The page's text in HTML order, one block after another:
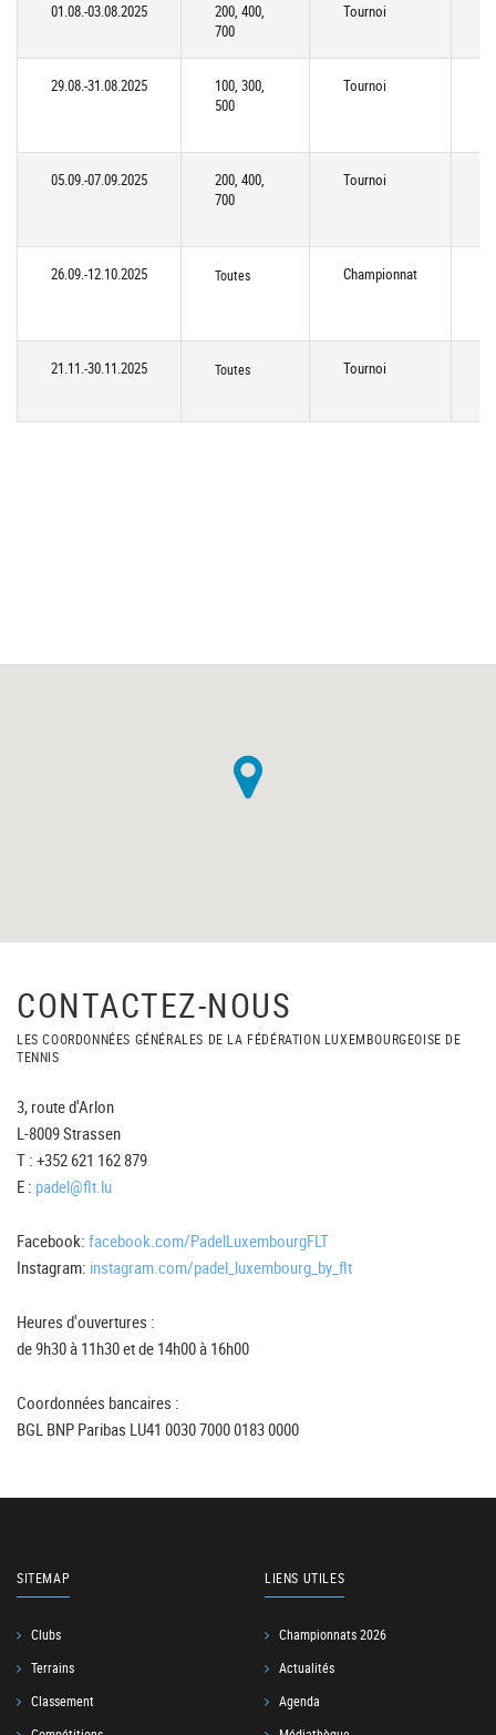
01.08.-03.08.2025
200, 400,
700
Tournoi
29.08.-31.08.2025
100, 300,
500
Tournoi
05.09.-07.09.2025
200, 400,
700
Tournoi
26.09.-12.10.2025 Toutes Championnat
21.11.-30.11.2025 Toutes Tournoi
CONTACTEZ-NOUS
LES COORDONNÉES GÉNÉRALES DE LA FÉDÉRATION LUXEMBOURGEOISE DE
TENNIS
3, route d'Arlon
L-8009 Strassen
T : +352 621 162 879
E : padel@flt.lu
Facebook: facebook.com/PadelLuxembourgFLT
Instagram: instagram.com/padel_luxembourg_by_flt
Heures d'ouvertures :
de 9h30 à 11h30 et de 14h00 à 16h00
Coordonnées bancaires :
BGL BNP Paribas LU41 0030 7000 0183 0000
SITEMAP
Clubs
Terrains
Classement
LIENS UTILES
Championnats 2026
Actualités
Agenda